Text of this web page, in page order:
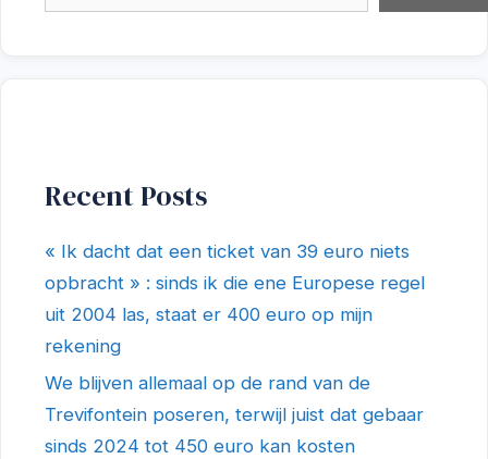
Recent Posts
« Ik dacht dat een ticket van 39 euro niets
opbracht » : sinds ik die ene Europese regel
uit 2004 las, staat er 400 euro op mijn
rekening
We blijven allemaal op de rand van de
Trevifontein poseren, terwijl juist dat gebaar
sinds 2024 tot 450 euro kan kosten